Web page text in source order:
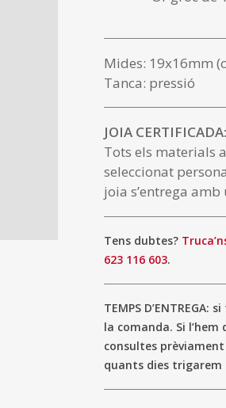
Mides: 19x16mm
Tanca: pressió
JOIA
Tots els materials
seleccionat
joia s’entrega
Tens dubtes?
623 116 603.
TEMPS
la comanda. Si
consultes
quants dies trigarem